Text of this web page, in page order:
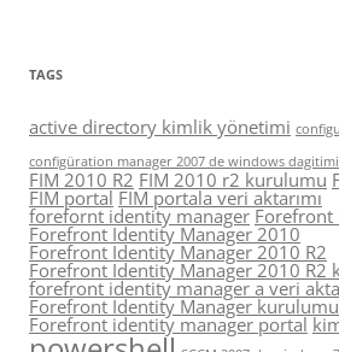
TAGS
active directory kimlik yönetimi
configüration manager 2007 de windows dagitimi
FIM 2010 R2 FIM 2010 r2 kurulumu
FIM portal FIM portala veri aktarımı
forefornt identity manager Forefront
Forefront Identity Manager 2010
Forefront Identity Manager 2010 R2
Forefront Identity Manager 2010 R2
forefront identity manager a veri
Forefront Identity Manager kurulumu
Forefront identity manager portal